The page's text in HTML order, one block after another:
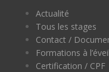
Actualité
Tous les stages
Contact /
Formations à
Certification / CPF